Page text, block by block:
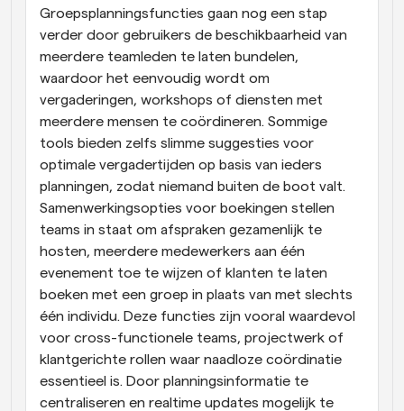
Groepsplanningsfuncties gaan nog een stap
verder door gebruikers de beschikbaarheid van
meerdere teamleden te laten bundelen,
waardoor het eenvoudig wordt om
vergaderingen, workshops of diensten met
meerdere mensen te coördineren. Sommige
tools bieden zelfs slimme suggesties voor
optimale vergadertijden op basis van ieders
planningen, zodat niemand buiten de boot valt.
Samenwerkingsopties voor boekingen stellen
teams in staat om afspraken gezamenlijk te
hosten, meerdere medewerkers aan één
evenement toe te wijzen of klanten te laten
boeken met een groep in plaats van met slechts
één individu. Deze functies zijn vooral waardevol
voor cross-functionele teams, projectwerk of
klantgerichte rollen waar naadloze coördinatie
essentieel is. Door planningsinformatie te
centraliseren en realtime updates mogelijk te